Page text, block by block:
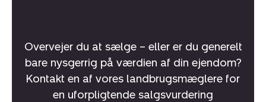
Overvejer du at sælge – eller er du generelt
bare nysgerrig på værdien af din ejendom?
Kontakt en af vores landbrugsmæglere for
en uforpligtende salgsvurdering